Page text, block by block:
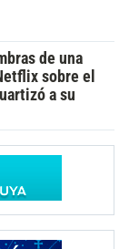
de una
sobre el
a su